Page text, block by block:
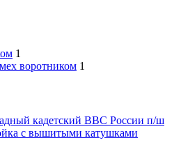
1
воротником 1
кадетский ВВС России п/ш
с вышитыми катушками